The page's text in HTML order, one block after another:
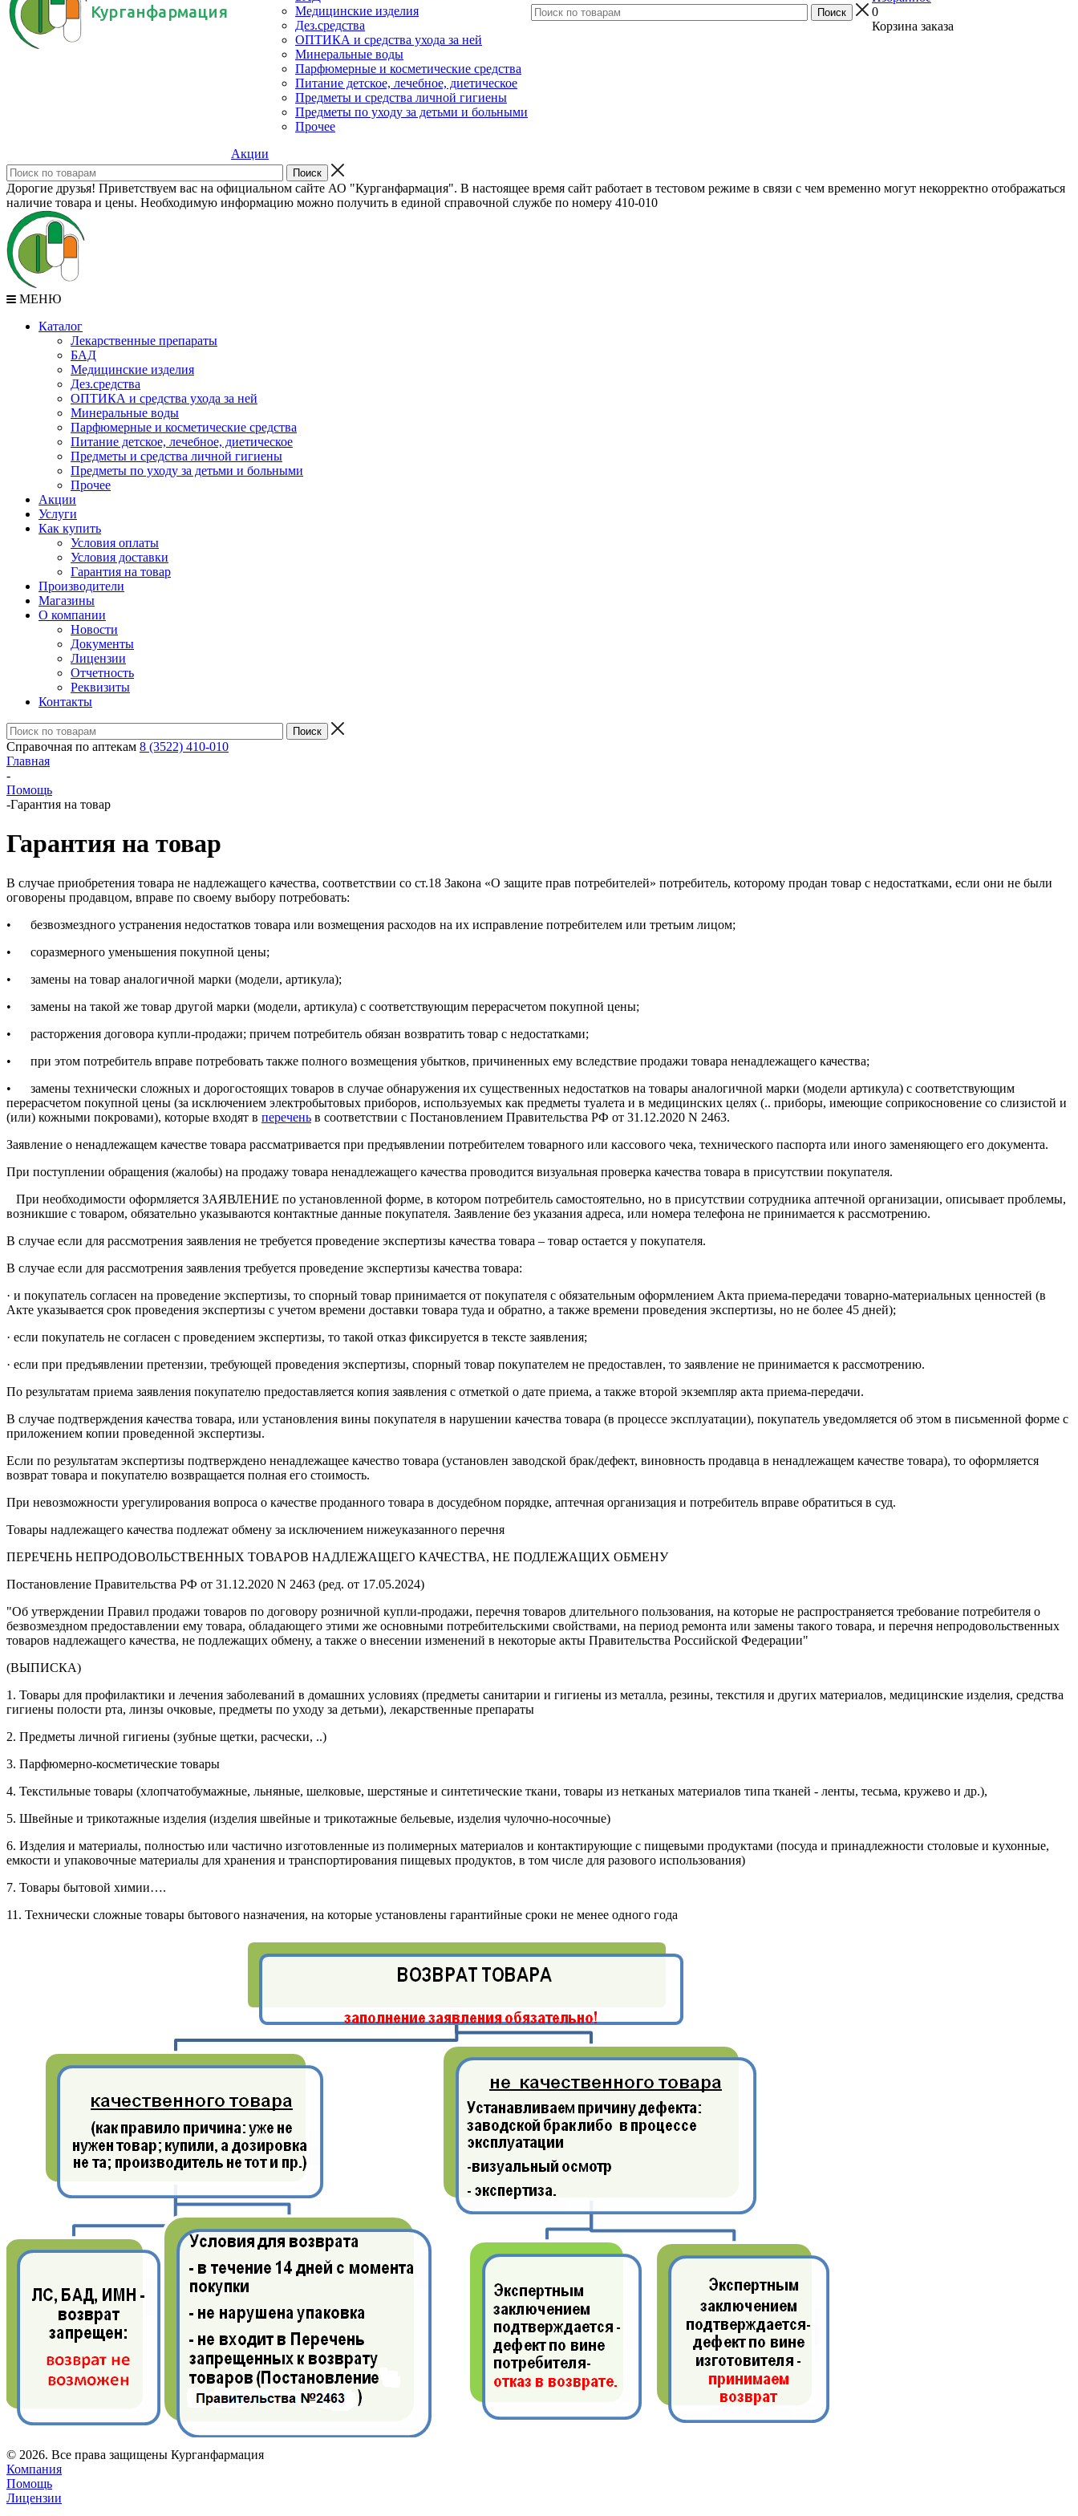
Курганфармация
Медицинские изделия
Дез.средства
ОПТИКА и средства ухода за ней
Минеральные воды
Парфюмерные и косметические средства
Питание детское, лечебное, диетическое
Предметы и средства личной гигиены
Предметы по уходу за детьми и больными
Прочее
Акции
0
Корзина заказа
Дорогие друзья! Приветствуем вас на официальном сайте АО "Курганфармация". В настоящее время сайт работает в тестовом режиме в связи с чем временно могут некорректно отображаться
наличие товара и цены. Необходимую информацию можно получить в единой справочной службе по номеру 410-010
МЕНЮ
Каталог
Лекарственные препараты
БАД
Медицинские изделия
Дез.средства
ОПТИКА и средства ухода за ней
Минеральные воды
Парфюмерные и косметические средства
Питание детское, лечебное, диетическое
Предметы и средства личной гигиены
Предметы по уходу за детьми и больными
Прочее
Акции
Услуги
Как купить
Условия оплаты
Условия доставки
Гарантия на товар
Производители
Магазины
О компании
Новости
Документы
Лицензии
Отчетность
Реквизиты
Контакты
Справочная по аптекам 8 (3522) 410-010
Главная
-
Помощь
-Гарантия на товар
Гарантия на товар
В случае приобретения товара не надлежащего качества, соответствии со ст.18 Закона «О защите прав потребителей» потребитель, которому продан товар с недостатками, если они не были
оговорены продавцом, вправе по своему выбору потребовать:
• безвозмездного устранения недостатков товара или возмещения расходов на их исправление потребителем или третьим лицом;
• соразмерного уменьшения покупной цены;
• замены на товар аналогичной марки (модели, артикула);
• замены на такой же товар другой марки (модели, артикула) с соответствующим перерасчетом покупной цены;
• расторжения договора купли-продажи; причем потребитель обязан возвратить товар с недостатками;
• при этом потребитель вправе потребовать также полного возмещения убытков, причиненных ему вследствие продажи товара ненадлежащего качества;
• замены технически сложных и дорогостоящих товаров в случае обнаружения их существенных недостатков на товары аналогичной марки (модели артикула) с соответствующим
перерасчетом покупной цены (за исключением электробытовых приборов, используемых как предметы туалета и в медицинских целях (.. приборы, имеющие соприкосновение со слизистой и
(или) кожными покровами), которые входят в перечень в соответствии с Постановлением Правительства РФ от 31.12.2020 N 2463.
Заявление о ненадлежащем качестве товара рассматривается при предъявлении потребителем товарного или кассового чека, технического паспорта или иного заменяющего его документа.
При поступлении обращения (жалобы) на продажу товара ненадлежащего качества проводится визуальная проверка качества товара в присутствии покупателя.
При необходимости оформляется ЗАЯВЛЕНИЕ по установленной форме, в котором потребитель самостоятельно, но в присутствии сотрудника аптечной организации, описывает проблемы,
возникшие с товаром, обязательно указываются контактные данные покупателя. Заявление без указания адреса, или номера телефона не принимается к рассмотрению.
В случае если для рассмотрения заявления не требуется проведение экспертизы качества товара – товар остается у покупателя.
В случае если для рассмотрения заявления требуется проведение экспертизы качества товара:
· и покупатель согласен на проведение экспертизы, то спорный товар принимается от покупателя с обязательным оформлением Акта приема-передачи товарно-материальных ценностей (в
Акте указывается срок проведения экспертизы с учетом времени доставки товара туда и обратно, а также времени проведения экспертизы, но не более 45 дней);
· если покупатель не согласен с проведением экспертизы, то такой отказ фиксируется в тексте заявления;
· если при предъявлении претензии, требующей проведения экспертизы, спорный товар покупателем не предоставлен, то заявление не принимается к рассмотрению.
По результатам приема заявления покупателю предоставляется копия заявления с отметкой о дате приема, а также второй экземпляр акта приема-передачи.
В случае подтверждения качества товара, или установления вины покупателя в нарушении качества товара (в процессе эксплуатации), покупатель уведомляется об этом в письменной форме с
приложением копии проведенной экспертизы.
Если по результатам экспертизы подтверждено ненадлежащее качество товара (установлен заводской брак/дефект, виновность продавца в ненадлежащем качестве товара), то оформляется
возврат товара и покупателю возвращается полная его стоимость.
При невозможности урегулирования вопроса о качестве проданного товара в досудебном порядке, аптечная организация и потребитель вправе обратиться в суд.
Товары надлежащего качества подлежат обмену за исключением нижеуказанного перечня
ПЕРЕЧЕНЬ НЕПРОДОВОЛЬСТВЕННЫХ ТОВАРОВ НАДЛЕЖАЩЕГО КАЧЕСТВА, НЕ ПОДЛЕЖАЩИХ ОБМЕНУ
Постановление Правительства РФ от 31.12.2020 N 2463 (ред. от 17.05.2024)
"Об утверждении Правил продажи товаров по договору розничной купли-продажи, перечня товаров длительного пользования, на которые не распространяется требование потребителя о
безвозмездном предоставлении ему товара, обладающего этими же основными потребительскими свойствами, на период ремонта или замены такого товара, и перечня непродовольственных
товаров надлежащего качества, не подлежащих обмену, а также о внесении изменений в некоторые акты Правительства Российской Федерации"
(ВЫПИСКА)
1. Товары для профилактики и лечения заболеваний в домашних условиях (предметы санитарии и гигиены из металла, резины, текстиля и других материалов, медицинские изделия, средства
гигиены полости рта, линзы очковые, предметы по уходу за детьми), лекарственные препараты
2. Предметы личной гигиены (зубные щетки, расчески, ..)
3. Парфюмерно-косметические товары
4. Текстильные товары (хлопчатобумажные, льняные, шелковые, шерстяные и синтетические ткани, товары из нетканых материалов типа тканей - ленты, тесьма, кружево и др.),
5. Швейные и трикотажные изделия (изделия швейные и трикотажные бельевые, изделия чулочно-носочные)
6. Изделия и материалы, полностью или частично изготовленные из полимерных материалов и контактирующие с пищевыми продуктами (посуда и принадлежности столовые и кухонные,
емкости и упаковочные материалы для хранения и транспортирования пищевых продуктов, в том числе для разового использования)
7. Товары бытовой химии….
11. Технически сложные товары бытового назначения, на которые установлены гарантийные сроки не менее одного года
© 2026. Все права защищены Курганфармация
Компания
Помощь
Лицензии